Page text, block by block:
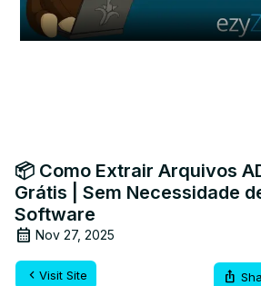
📦 Como Extrair Arquivos
Grátis | Sem Necessidade
Software
Nov 27, 2025
Visit Site